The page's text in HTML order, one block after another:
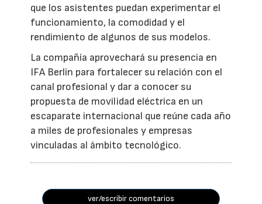
que los asistentes puedan experimentar el
funcionamiento, la comodidad y el
rendimiento de algunos de sus modelos.
La compañía aprovechará su presencia en
IFA Berlín para fortalecer su relación con el
canal profesional y dar a conocer su
propuesta de movilidad eléctrica en un
escaparate internacional que reúne cada año
a miles de profesionales y empresas
vinculadas al ámbito tecnológico.
ver/escribir comentarios